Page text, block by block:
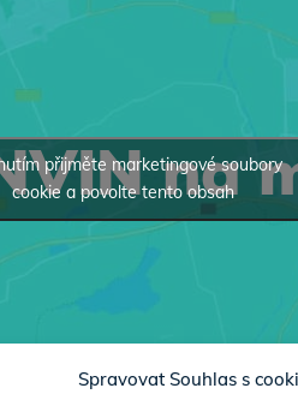
Spravovat Souhlas s
na
přijměte marketingové soubory
cookie a povolte tento obsah